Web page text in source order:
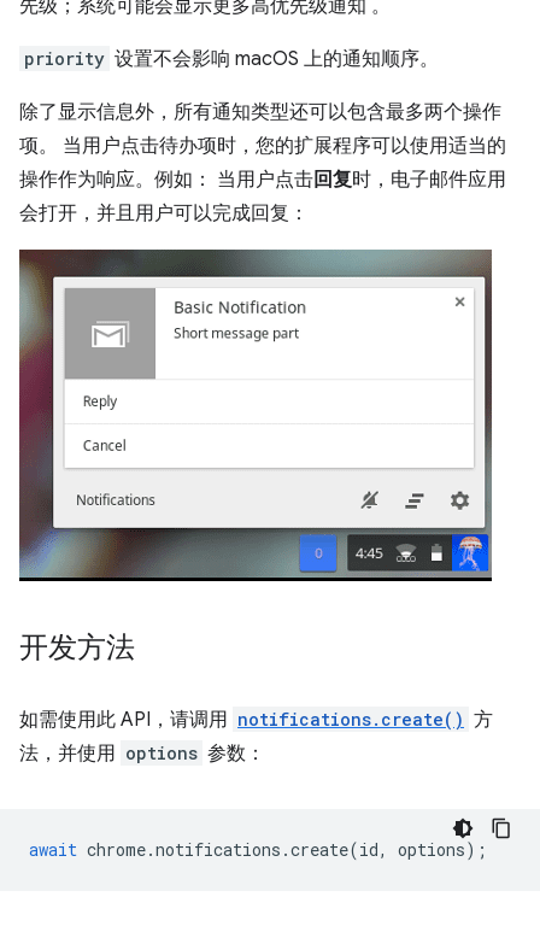
先级；系统可能会显示更多高优先级通知 。
priority 设置不会影响 macOS 上的通知顺序。
除了显示信息外，所有通知类型还可以包含最多两个操作
项。 当用户点击待办项时，您的扩展程序可以使用适当的
操作作为响应。例如： 当用户点击回复时，电子邮件应用
会打开，并且用户可以完成回复：
开发方法
如需使用此 API，请调用 notifications.create() 方
法，并使用 options 参数：
await chrome.notifications .create(id, options);